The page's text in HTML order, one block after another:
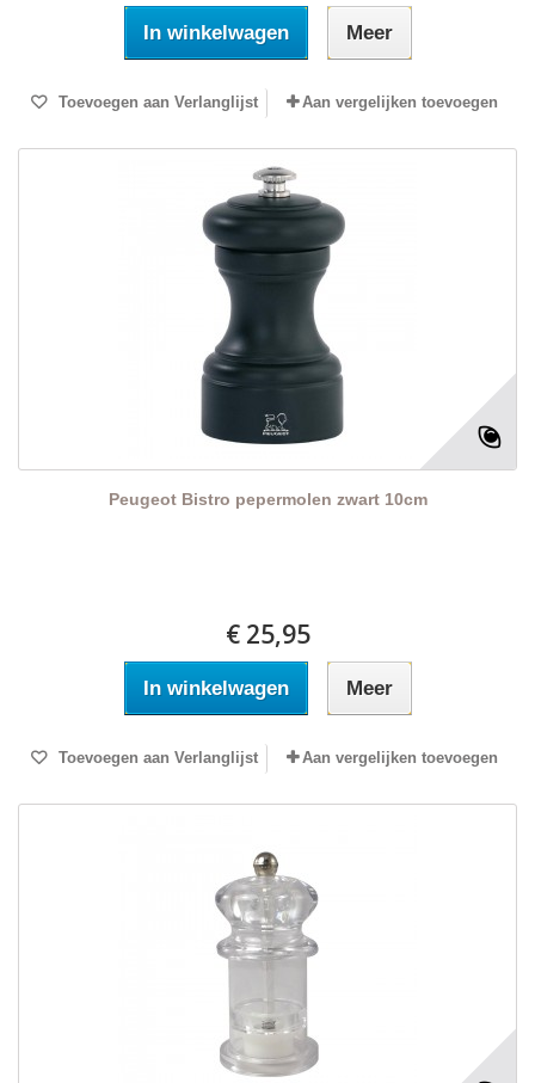
In winkelwagen Meer
Toevoegen aan Verlanglijst Aan vergelijken toevoegen
Peugeot Bistro pepermolen zwart 10cm
€ 25,95
In winkelwagen Meer
Toevoegen aan Verlanglijst Aan vergelijken toevoegen